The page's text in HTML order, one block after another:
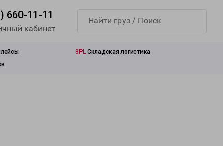
660-11-11
кабинет
3PL Складская логистика